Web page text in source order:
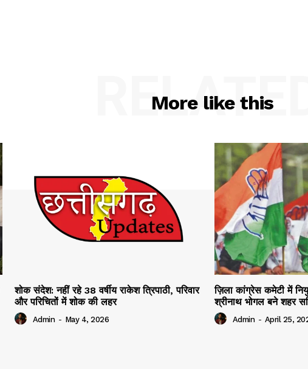
More like this
RELATED
शोक संदेश: नहीं रहे 38 वर्षीय राकेश त्रिपाठी, परिवार
और परिचितों में शोक की लहर
Admin - May 4, 2026
ज़िला कांग्रेस कमेटी में
श्रीनाथ भोगल बने शहर
Admin - April 25,